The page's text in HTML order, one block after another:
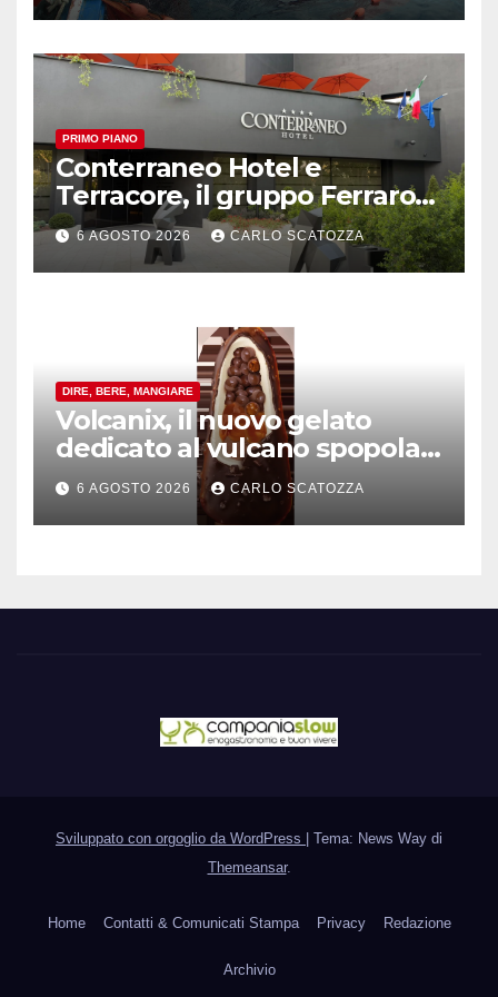
PRIMO PIANO
Conterraneo Hotel e
Terracore, il gruppo Ferraro
amplia l’ ospitalità e il gusto
alle porte di Caserta
6 AGOSTO 2026 CARLO SCATOZZA
DIRE, BERE, MANGIARE
Volcanix, il nuovo gelato
dedicato al vulcano spopola,
è nato a Caivano
6 AGOSTO 2026 CARLO SCATOZZA
Sviluppato con orgoglio da WordPress
Tema: News Way di
Themeansar.
Home Contatti & Comunicati Stampa Privacy Redazione
Archivio